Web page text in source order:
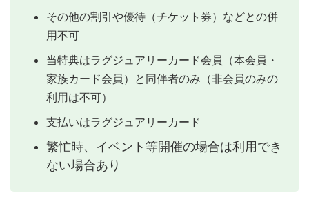
その他の割引や優待（チケット券）などとの併
用不可
当特典はラグジュアリーカード会員（本会員・
家族カード会員）と同伴者のみ（非会員のみの
利用は不可）
支払いはラグジュアリーカード
繁忙時、イベント等開催の場合は利用でき
ない場合あり